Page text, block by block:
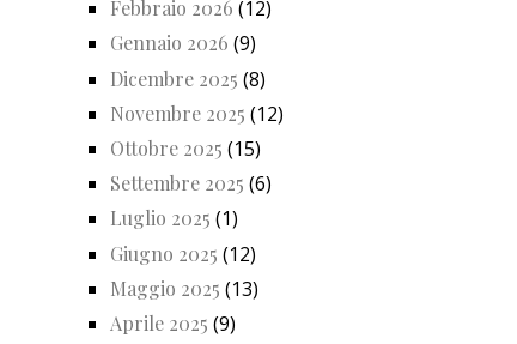
Febbraio 2026 (12)
Gennaio 2026 (9)
Dicembre 2025 (8)
Novembre 2025 (12)
Ottobre 2025 (15)
Settembre 2025 (6)
Luglio 2025 (1)
Giugno 2025 (12)
Maggio 2025 (13)
Aprile 2025 (9)